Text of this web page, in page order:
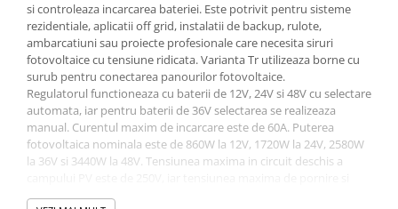
si controleaza incarcarea bateriei. Este potrivit pentru sisteme
rezidentiale, aplicatii off grid, instalatii de backup, rulote,
ambarcatiuni sau proiecte profesionale care necesita siruri
fotovoltaice cu tensiune ridicata. Varianta Tr utilizeaza borne cu
surub pentru conectarea panourilor fotovoltaice.
Regulatorul functioneaza cu baterii de 12V, 24V si 48V cu selectare
automata, iar pentru baterii de 36V selectarea se realizeaza
manual. Curentul maxim de incarcare este de 60A. Puterea
fotovoltaica nominala este de 860W la 12V, 1720W la 24V, 2580W
la 36V si 3440W la 48V. Tensiunea maxima in circuit deschis a
functionare este de 245V. Curentul maxim de scurtcircuit admis al